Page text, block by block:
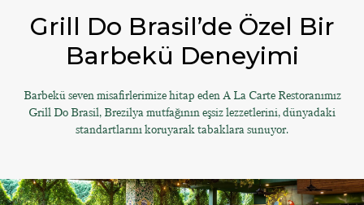
Grill Do Brasil’de Özel Bir
Barbekü Deneyimi
Barbekü seven misafirlerimize hitap eden A La Carte Restoranımız
Grill Do Brasil, Brezilya mutfağının eşsiz lezzetlerini, dünyadaki
standartlarını koruyarak tabaklara sunuyor.